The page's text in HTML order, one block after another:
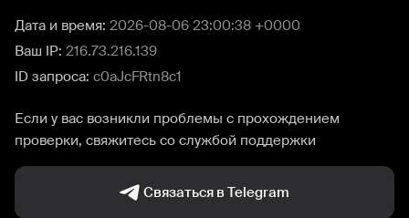
Дата и время: 2026-08-06 23:00:38 +0000
Ваш IP: 216.73.216.139
ID запроса: c0aJcFRtn8c1
Если у вас возникли проблемы с прохождением
проверки, свяжитесь со службой поддержки
Связаться в Telegram